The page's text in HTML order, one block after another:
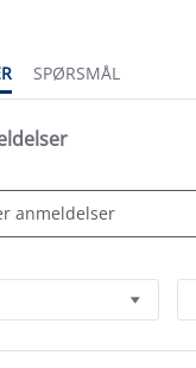
SPØRSMÅL